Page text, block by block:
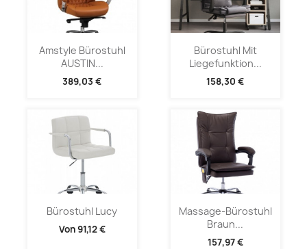
Amstyle Bürostuhl
AUSTIN...
389,03 €
Bürostuhl Mit
Liegefunktion...
158,30 €
Bürostuhl Lucy
Von91,12 €
Massage-Bürostuhl
Braun...
157,97 €